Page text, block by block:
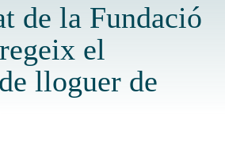
de la Fundació
el
lloguer de